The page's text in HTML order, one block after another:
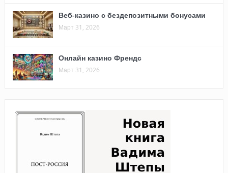
Веб-казино с бездепозитными бонусами
Март 31, 2026
Онлайн казино Френдс
Март 31, 2026